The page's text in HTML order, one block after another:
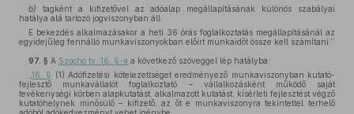
b) tagként a kifizetővel az adóalap megállapításának különös szabályai
hatálya alá tartozó jogviszonyban áll.
E bekezdés alkalmazásakor a heti 36 órás foglalkoztatás megállapításánál az
egyidejűleg fennálló munkaviszonyokban előírt munkaidőt össze kell számítani.”
97. § A Szocho tv. 16. §-a a következő szöveggel lép hatályba:
16. § (1) Adófizetési kötelezettséget eredményező munkaviszonyban kutató-
fejlesztő munkavállalót foglalkoztató – vállalkozásként működő saját
tevékenységi körben alapkutatást, alkalmazott kutatást, kísérleti fejlesztést végző
kutatóhelynek minősülő – kifizető, az őt e munkaviszonyra tekintettel terhelő